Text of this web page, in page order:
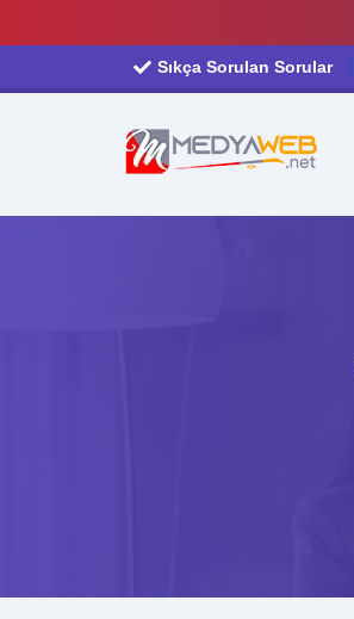
Sıkça Sorulan Sorular